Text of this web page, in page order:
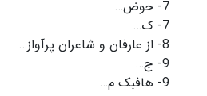
7- حوض…
7- ک…
8- از عارفان و شاعران پرآواز…
9- ج…
9- هافبک م…